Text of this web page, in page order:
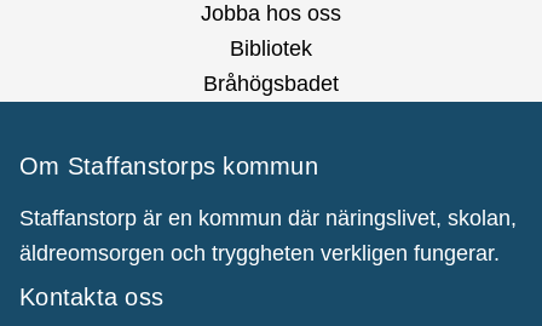
Jobba hos oss
Bibliotek
Bråhögsbadet
Om Staffanstorps kommun
Staffanstorp är en kommun där näringslivet, skolan,
äldreomsorgen och tryggheten verkligen fungerar.
Kontakta oss